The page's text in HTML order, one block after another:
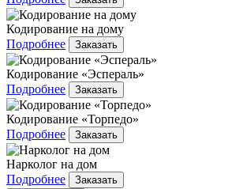
Кодирование на дому
Подробнее
Заказать
Кодирование «Эспераль»
Подробнее
Заказать
Кодирование «Торпедо»
Подробнее
Заказать
Нарколог на дом
Подробнее
Заказать